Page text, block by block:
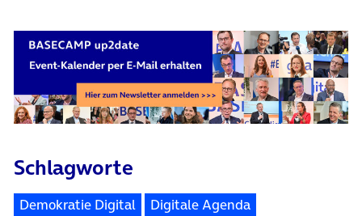
Schlagworte
Demokratie Digital
Digitale Agenda